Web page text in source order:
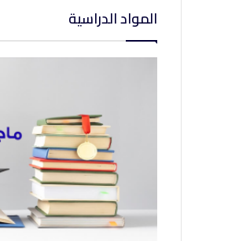
المواد الدراسية